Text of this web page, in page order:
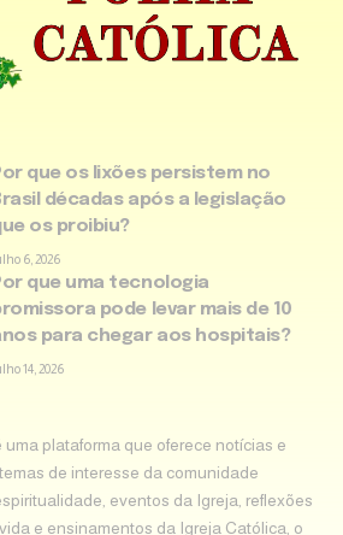
que os lixões persistem no
décadas após a legislação
os proibiu?
6, 2026
que uma tecnologia
pode levar mais de 10
para chegar aos hospitais?
14, 2026
plataforma que oferece notícias e
de interesse da comunidade
eventos da Igreja, reflexões
e ensinamentos da Igreja Católica, o